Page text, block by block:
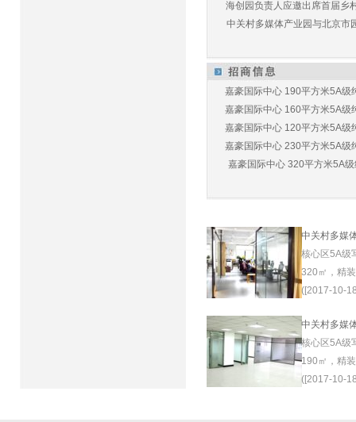
海创园负责人应邀出席首届乡
中关村多媒体产业园与北京市
嘉豪国际中心 190平方米5A级
嘉豪国际中心 160平方米5A级
嘉豪国际中心 120平方米5A级
嘉豪国际中心 230平方米5A级
嘉豪国际中心 320平方米5A
中关村多媒
核心区5A级
320㎡，精
([2017-10-
中关村多媒
核心区5A级
190㎡，精
([2017-10-